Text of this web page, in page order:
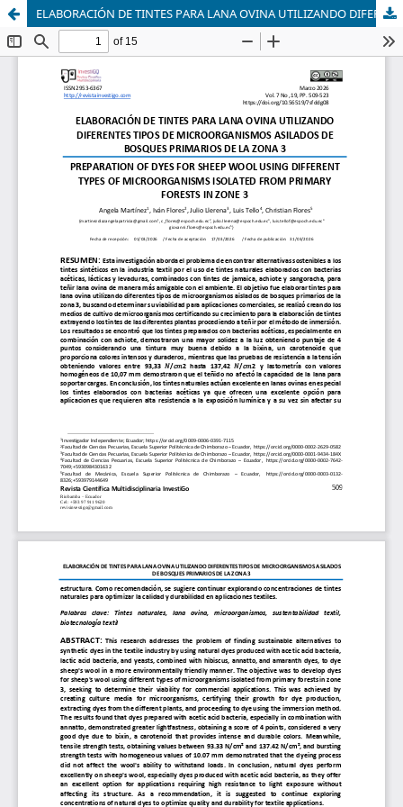
ELABORACIÓN DE TINTES PARA LANA OVINA UTILIZANDO DIFERENTES TIPOS DE MICROORGANISMOS ASILADOS DE BOSQUES PRIMARIOS DE LA ZONA 3